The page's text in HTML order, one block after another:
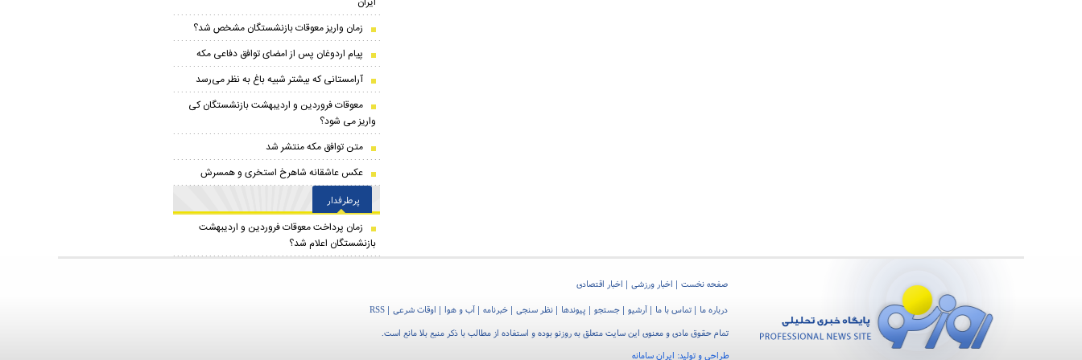
زمان واریز معوقات بازنشستگان مشخص شد؟
پیام اردوغان پس از امضای توافق دفاعی مکه
آرامستانی که بیشتر شبیه باغ به نظر می‌رسد
معوقات فروردین و اردیبهشت بازنشستگان کی
واریز می شود؟
متن توافق مکه منتشر شد
عکس عاشقانه شاهرخ استخری و همسرش
پرطرفدار
زمان پرداخت معوقات فروردین و اردیبهشت
بازنشستگان اعلام شد؟
صفحه نخست اخبار ورزشی
اخبار اقتصادی
درباره ما
تماس با ما آرشیو جستجو پیوندها نظر سنجی خبرنامه آب و هوا اوقات شرعی
RSS
تمام حقوق مادی و معنوی این سایت متعلق به روزنو بوده و استفاده از مطالب با ذکر منبع بلا مانع است.
طراحی و تولید: ایران سامانه